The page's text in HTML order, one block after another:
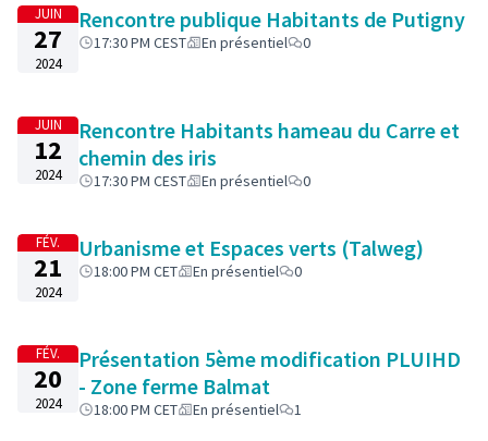
JUIN
27
2024
Rencontre publique Habitants de Putigny
17:30 PM CEST En présentiel 0
JUIN
12
2024
Rencontre Habitants hameau du Carre et
chemin des iris
17:30 PM CEST En présentiel 0
FÉV.
21
2024
Urbanisme et Espaces verts (Talweg)
18:00 PM CET En présentiel 0
FÉV.
20
2024
Présentation 5ème modification PLUIHD
- Zone ferme Balmat
18:00 PM CET En présentiel 1